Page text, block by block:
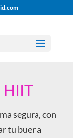
HIIT
segura, con
tu buena